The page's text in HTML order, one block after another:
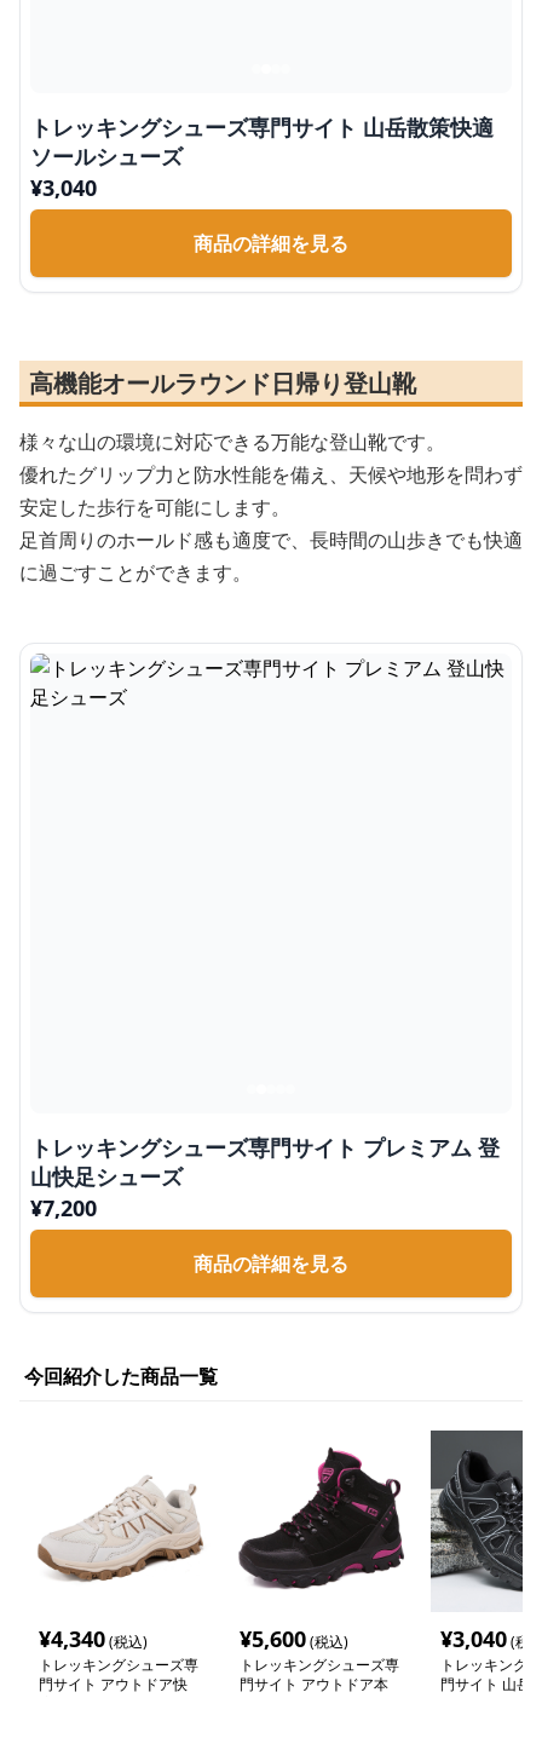
トレッキングシューズ専門サイト 山岳散策快適
ソールシューズ
¥3,040
商品の詳細を見る
高機能オールラウンド日帰り登山靴
様々な山の環境に対応できる万能な登山靴です。
優れたグリップ力と防水性能を備え、天候や地形を問わず
安定した歩行を可能にします。
足首周りのホールド感も適度で、長時間の山歩きでも快適
に過ごすことができます。
トレッキングシューズ専門サイト プレミアム 登
山快足シューズ
¥7,200
商品の詳細を見る
今回紹介した商品一覧
¥4,340(税込)
トレッキングシューズ専
門サイト アウトドア快
¥5,600(税込)
トレッキングシューズ専
門サイト アウトドア本
¥3,040(税
トレッキング
門サイト 山岳